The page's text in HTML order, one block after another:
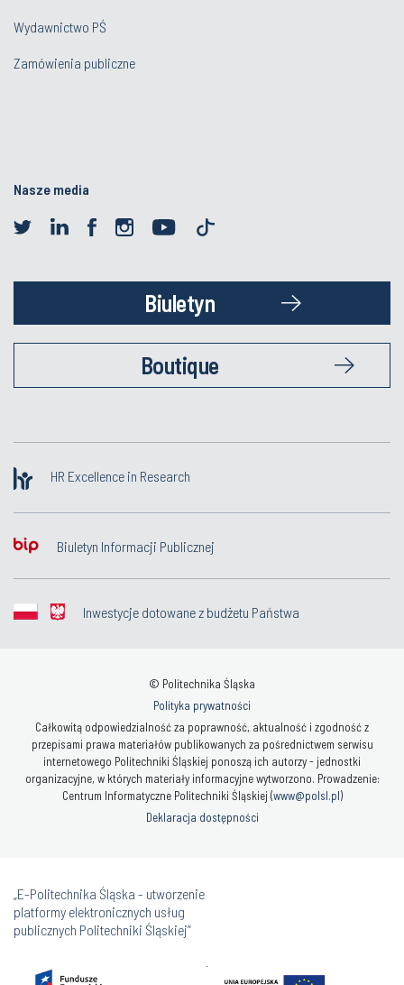
Wydawnictwo PŚ
Zamówienia publiczne
Nasze media
Biuletyn
Boutique
HR Excellence in Research
Biuletyn Informacji Publicznej
Inwestycje dotowane z budżetu Państwa
© Politechnika Śląska
Polityka prywatności
Całkowitą odpowiedzialność za poprawność, aktualność i zgodność z
przepisami prawa materiałów publikowanych za pośrednictwem serwisu
internetowego Politechniki Śląskiej ponoszą ich autorzy - jednostki
organizacyjne, w których materiały informacyjne wytworzono. Prowadzenie:
Centrum Informatyczne Politechniki Śląskiej (www@polsl.pl)
Deklaracja dostępności
„E-Politechnika Śląska - utworzenie
platformy elektronicznych usług
publicznych Politechniki Śląskiej”